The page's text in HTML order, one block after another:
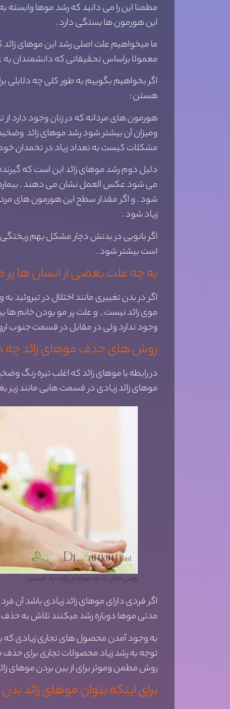
مطمنا این را می دانید که رشد موها
این هورمون ها بستگی دارد .
ما میخواهیم علت اصلی رشد این موهای زائد
معمولا براساس تحقیقاتی که دانشمندان
اگر بخواهیم بگوییم به طور کلی چه دلایلی
هستن :
هورمون های مردانه که در زنان وجود دارد
ومیزان آن بیشتر شود رشد موهای زائد
مشکلات کیست به تعداد زیاد در تخمدان
دلیل دوم رشد موهای زائد این است که
می شود عکس العمل نشان می دهند .
شود . و اگر مقدار سطح این هورمون های
زیاد شود .
اگر بانویی در بدنش دچار مشکل بهم
است بیشتر شود .
به چه علت بعضی از انسان ها
اگر در بدن تغییری مانند اختلال در
موی زائد نیست , و علت پر مو بودن خانم ها
وجود ندارد ولی در مقابل در قسمت جنوب
روش های حذف موهای زائد
در رابطه با موهای زائد که اغلب تیره رنگ
موهای زائد زیادی در قسمت هایی مانند
روش های حذف موهای زائد چه هستن
اگر فردی دارای موهای زائد زیادی باشد آن
مدتی موها دوباره رشد میکنند تلاش به
به وجود آمدن محصول های تجاری زیادی که
توجه به رشد زیاد محصولات تجاری برای
روش مطمن وموثر برای از بین بردن موهای
برای اینکه بتوان موهای زائد